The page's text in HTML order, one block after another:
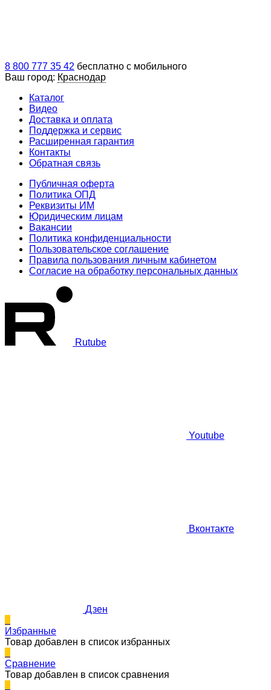
8 800 777 35 42 бесплатно с мобильного
Ваш город: Краснодар
Каталог
Видео
Доставка и оплата
Поддержка и сервис
Расширенная гарантия
Контакты
Обратная связь
Публичная оферта
Политика ОПД
Реквизиты ИМ
Юридическим лицам
Вакансии
Политика конфиденциальности
Пользовательское соглашение
Правила пользования личным кабинетом
Согласие на обработку персональных данных
Rutube
Youtube
Вконтакте
Дзен
Избранные
Товар добавлен в список избранных
Сравнение
Товар добавлен в список сравнения